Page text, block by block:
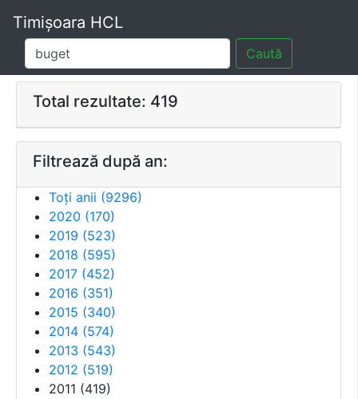
Timișoara HCL
Caută
Total rezultate: 419
Filtrează după an:
Toți anii (9296)
2020 (170)
2019 (523)
2018 (595)
2017 (452)
2016 (351)
2015 (340)
2014 (574)
2013 (543)
2012 (519)
2011 (419)